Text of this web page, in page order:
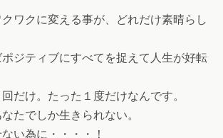
ワクに変える事が、どれだけ素晴らし
ジティブにすべてを捉えて人生が好転
だけ。たった１度だけなんです。
たでしか生きられない。
い為に・・・・！